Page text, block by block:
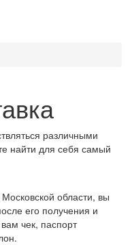
различными
найти для себя самый
области, вы
его получения и
чек, паспорт